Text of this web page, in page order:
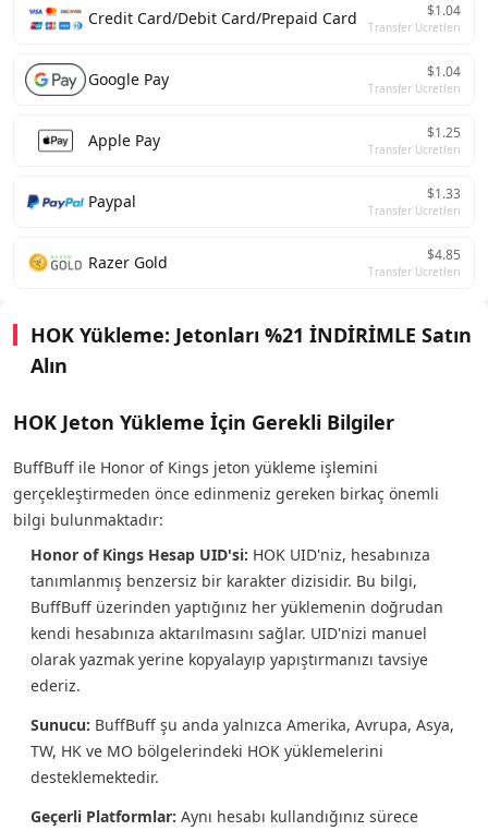
Credit Card/Debit Card/Prepaid Card $1.04
Transfer Ücretleri
Google Pay $1.04
Transfer Ücretleri
Apple Pay $1.25
Transfer Ücretleri
Paypal $1.33
Transfer Ücretleri
Razer Gold $4.85
Transfer Ücretleri
HOK Yükleme: Jetonları %21 İNDİRİMLE Satın
Alın
HOK Jeton Yükleme İçin Gerekli Bilgiler
BuffBuff ile Honor of Kings jeton yükleme işlemini
gerçekleştirmeden önce edinmeniz gereken birkaç önemli
bilgi bulunmaktadır:
Honor of Kings Hesap UID'si: HOK UID'niz, hesabınıza
tanımlanmış benzersiz bir karakter dizisidir. Bu bilgi,
BuffBuff üzerinden yaptığınız her yüklemenin doğrudan
kendi hesabınıza aktarılmasını sağlar. UID'nizi manuel
olarak yazmak yerine kopyalayıp yapıştırmanızı tavsiye
ederiz.
Sunucu: BuffBuff şu anda yalnızca Amerika, Avrupa, Asya,
TW, HK ve MO bölgelerindeki HOK yüklemelerini
desteklemektedir.
Geçerli Platformlar: Aynı hesabı kullandığınız sürece